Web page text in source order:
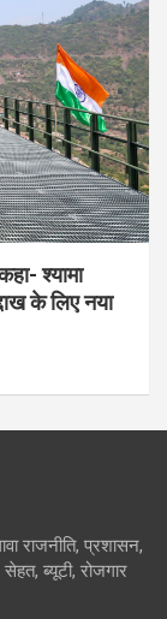
श्यामा
के लिए नया
राजनीति, प्रशासन,
ब्यूटी, रोजगार